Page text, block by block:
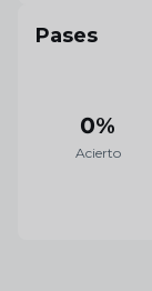
Pases
0%
Acierto